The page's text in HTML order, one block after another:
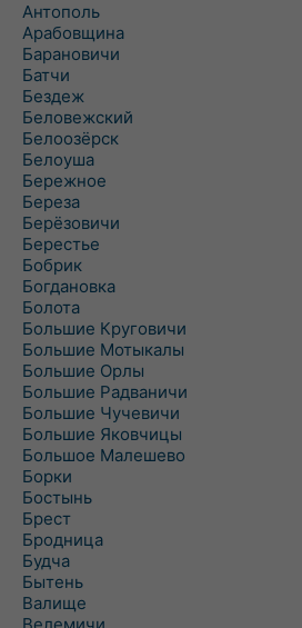
Антополь
Арабовщина
Барановичи
Батчи
Бездеж
Беловежский
Белоозёрск
Белоуша
Бережное
Береза
Берёзовичи
Берестье
Бобрик
Богдановка
Болота
Большие Круговичи
Большие Мотыкалы
Большие Орлы
Большие Радваничи
Большие Чучевичи
Большие Яковчицы
Большое Малешево
Борки
Бостынь
Брест
Бродница
Будча
Бытень
Валище